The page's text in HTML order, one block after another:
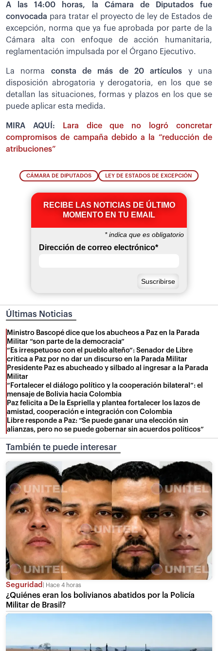
A las 14:00 horas, la Cámara de Diputados fue
convocada para tratar el proyecto de ley de Estados de
excepción, norma que ya fue aprobada por parte de la
Cámara alta con enfoque de acción humanitaria,
reglamentación impulsada por el Órgano Ejecutivo.
La norma consta de más de 20 artículos y una
disposición abrogatoria y derogatoria, en los que se
detallan las situaciones, formas y plazos en los que se
puede aplicar esta medida.
MIRA AQUÍ:
Lara dice que no logró concretar
compromisos de campaña debido a la “reducción de
atribuciones”
CÁMARA DE DIPUTADOS LEY DE ESTADOS DE EXCEPCIÓN
RECIBE LAS NOTICIAS DE ÚLTIMO
MOMENTO EN TU EMAIL
*indica que es obligatorio
Dirección de correo electrónico*
Últimas Noticias
Ministro Bascopé dice que los abucheos a Paz en la Parada
Militar “son parte de la democracia”
“Es irrespetuoso con el pueblo alteño”: Senador de Libre
critica a Paz por no dar un discurso en la Parada Militar
Presidente Paz es abucheado y silbado al ingresar a la Parada
Militar
“Fortalecer el diálogo político y la cooperación bilateral”: el
mensaje de Bolivia hacia Colombia
Paz felicita a De la Espriella y plantea fortalecer los lazos de
amistad, cooperación e integración con Colombia
Libre responde a Paz: “Se puede ganar una elección sin
alianzas, pero no se puede gobernar sin acuerdos políticos”
También te puede interesar
Seguridad Hace 4 horas
¿Quiénes eran los bolivianos abatidos por la Policía
Militar de Brasil?